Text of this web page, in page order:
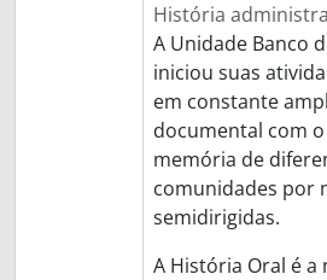
História
A Unidade Banco
iniciou suas
em constante
documental com
memória de
comunidades por
semidirigidas.
A História Oral é